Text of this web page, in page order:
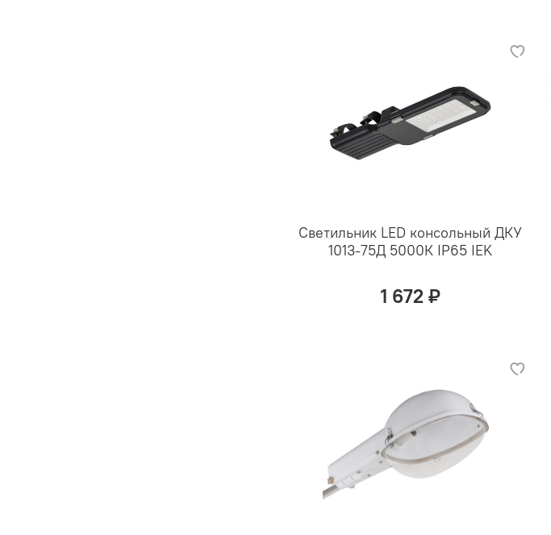
Светильник LED консольный ДКУ
1013-75Д 5000К IP65 IEK
1 672 ₽